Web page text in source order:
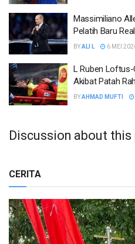
Massimiliano
Pelatih Baru
BYALI L 6 MEI
L Ruben Loftus-
Akibat Patah
BYAHMAD MUFTI
Discussion about this
CERITA